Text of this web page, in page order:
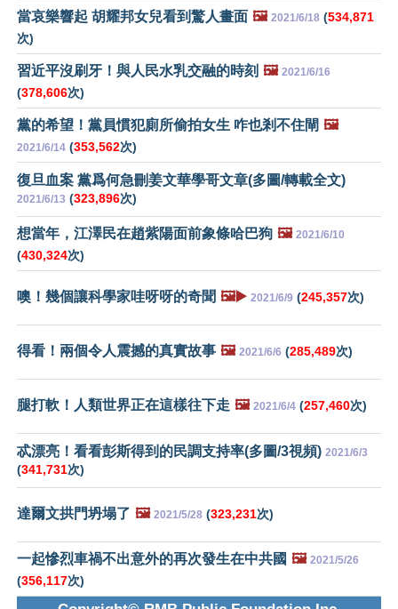
當哀樂響起 胡耀邦女兒看到驚人畫面 🖼️ 2021/6/18 (534,871
次)
習近平沒刷牙！與人民水乳交融的時刻 🖼️ 2021/6/16
(378,606次)
黨的希望！黨員慣犯廁所偷拍女生 咋也剎不住閘 🖼️
2021/6/14 (353,562次)
復旦血案 黨爲何急刪姜文華學哥文章(多圖/轉載全文)
2021/6/13 (323,896次)
想當年，江澤民在趙紫陽面前象條哈巴狗 🖼️ 2021/6/10
(430,324次)
噢！幾個讓科學家哇呀呀的奇聞 🖼️▶️ 2021/6/9 (245,357次)
得看！兩個令人震撼的真實故事 🖼️ 2021/6/6 (285,489次)
腿打軟！人類世界正在這樣往下走 🖼️ 2021/6/4 (257,460次)
忒漂亮！看看彭斯得到的民調支持率(多圖/3視頻) 2021/6/3
(341,731次)
達爾文拱門坍塌了 🖼️ 2021/5/28 (323,231次)
一起慘烈車禍不出意外的再次發生在中共國 🖼️ 2021/5/26
(356,117次)